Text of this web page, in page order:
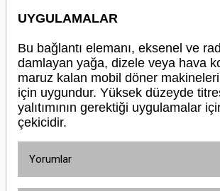
UYGULAMALAR
Bu bağlantı elemanı, eksenel ve
damlayan yağa, dizele veya hava
maruz kalan mobil döner
için uygundur. Yüksek düzeyde
yalıtımının gerektiği uygulamalar
çekicidir.
Yorumlar